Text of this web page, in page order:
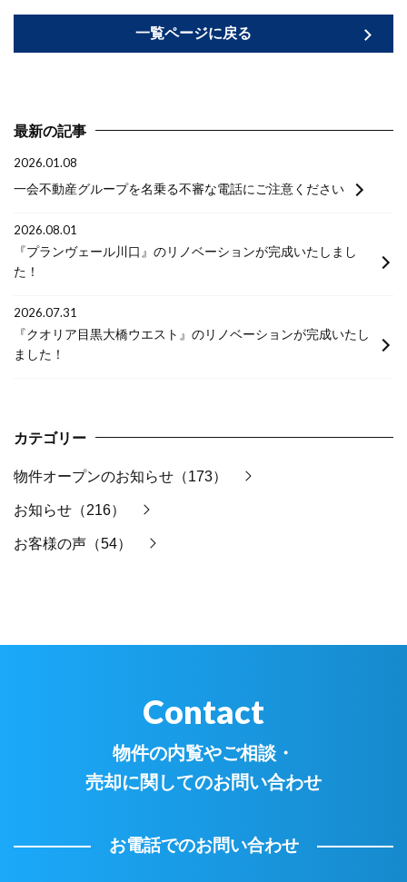
一覧ページに戻る
最新の記事
2026.01.08
一会不動産グループを名乗る不審な電話にご注意ください
2026.08.01
『プランヴェール川口』のリノベーションが完成いたしまし
た！
2026.07.31
『クオリア目黒大橋ウエスト』のリノベーションが完成いたし
ました！
カテゴリー
物件オープンのお知らせ（173）
お知らせ（216）
お客様の声（54）
Contact
物件の内覧やご相談・
売却に関してのお問い合わせ
お電話でのお問い合わせ